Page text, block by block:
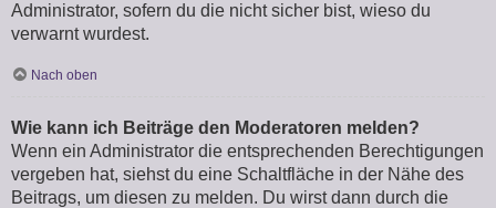
Administrator, sofern du die nicht sicher bist, wieso du
verwarnt wurdest.
Nach oben
Wie kann ich Beiträge den Moderatoren melden?
Wenn ein Administrator die entsprechenden Berechtigungen
vergeben hat, siehst du eine Schaltfläche in der Nähe des
Beitrags, um diesen zu melden. Du wirst dann durch die